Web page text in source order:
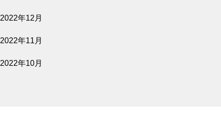
2022年12月
2022年11月
2022年10月